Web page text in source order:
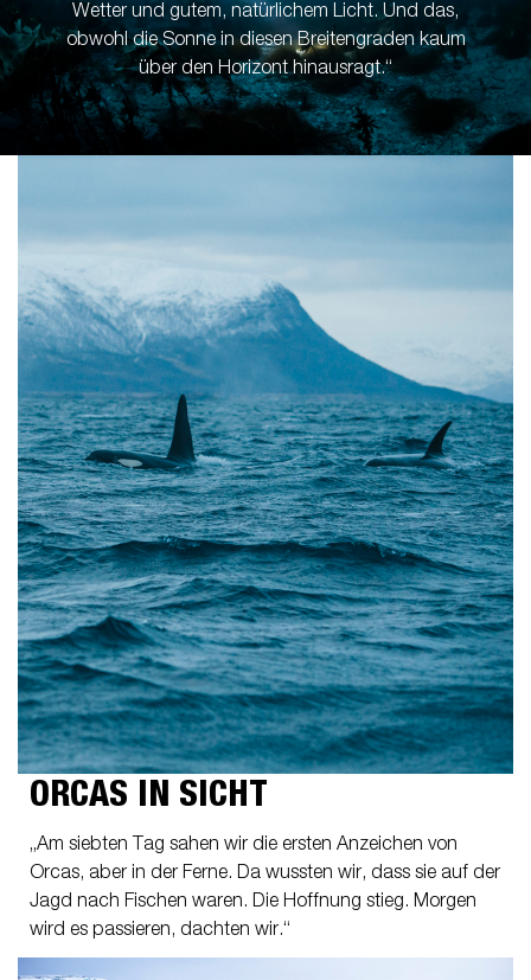
Wetter und gutem, natürlichem Licht. Und das,
obwohl die Sonne in diesen Breitengraden kaum
über den Horizont hinausragt.“
ORCAS IN SICHT
„Am siebten Tag sahen wir die ersten Anzeichen von
Orcas, aber in der Ferne. Da wussten wir, dass sie auf der
Jagd nach Fischen waren. Die Hoffnung stieg. Morgen
wird es passieren, dachten wir.“